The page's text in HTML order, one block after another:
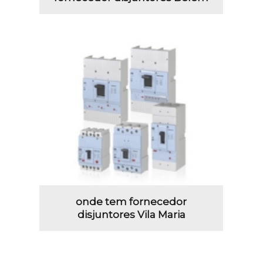
onde tem fornecedor
disjuntores Vila Maria